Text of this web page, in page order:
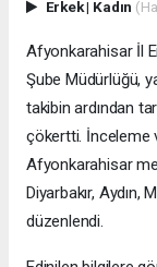
Erkek| Kadın
Afyonkarahisar İl
Şube Müdürlüğü,
takibin ardından
çökertti. İnceleme
Afyonkarahisar
Diyarbakır, Aydın,
düzenlendi.